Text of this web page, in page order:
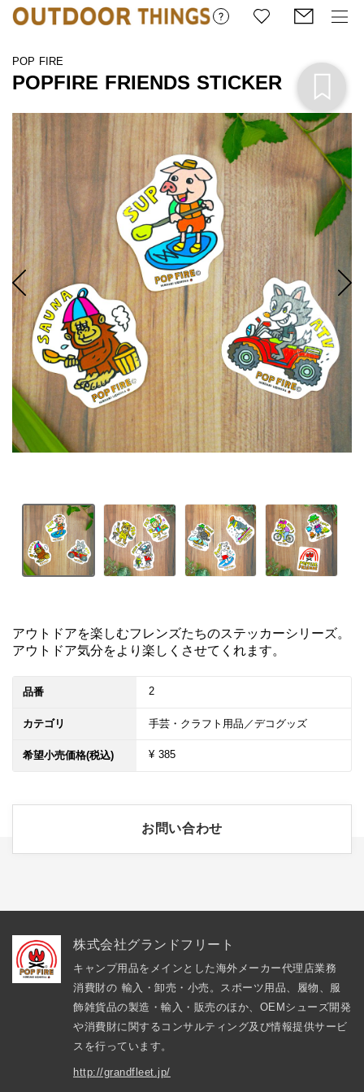
POP FIRE
POPFIRE FRIENDS STICKER
アウトドアを楽しむフレンズたちのステッカーシリーズ。
アウトドア気分をより楽しくさせてくれます。
品番 2
カテゴリ 手芸・クラフト用品／デコグッズ
希望小売価格(税込) ¥ 385
お問い合わせ
株式会社グランドフリート
キャンプ用品をメインとした海外メーカー代理店業務
消費財の 輸入・卸売・小売。スポーツ用品、履物、服
飾雑貨品の製造・輸入・販売のほか、OEMシューズ開発
や消費財に関するコンサルティング及び情報提供サービ
スを行っています。
http://grandfleet.jp/